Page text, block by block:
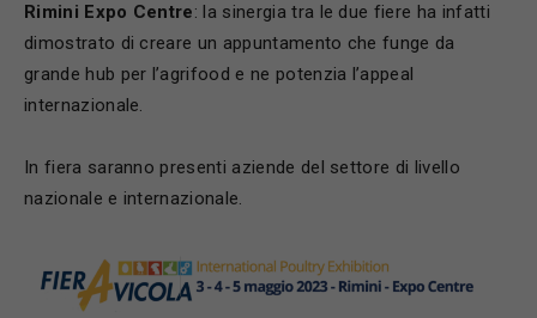
Rimini Expo Centre: la sinergia tra le due fiere ha infatti
dimostrato di creare un appuntamento che funge da
grande hub per l’agrifood e ne potenzia l’appeal
internazionale.
In fiera saranno presenti aziende del settore di livello
nazionale e internazionale.